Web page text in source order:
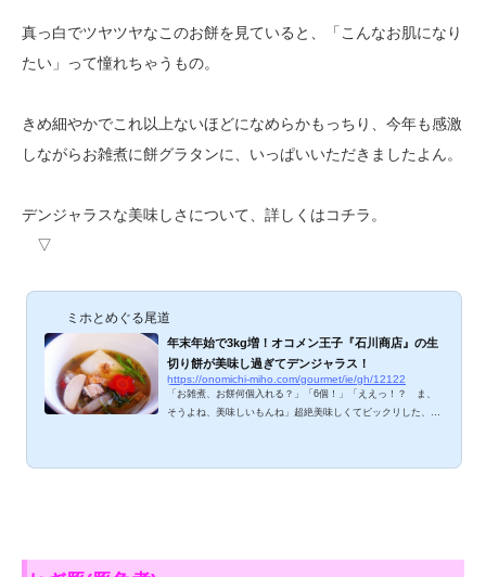
真っ白でツヤツヤなこのお餅を見ていると、「こんなお肌になり
たい」って憧れちゃうもの。
きめ細やかでこれ以上ないほどになめらかもっちり、今年も感激
しながらお雑煮に餅グラタンに、いっぱいいただきましたよん。
デンジャラスな美味しさについて、詳しくはコチラ。
▽
ミホとめぐる尾道
年末年始で3kg増！オコメン王子『石川商店』の生
切り餅が美味し過ぎてデンジャラス！
https://onomichi-miho.com/gourmet/ie/gh/12122
「お雑煮、お餅何個入れる？」「6個！」「ええっ！？ ま、
そうよね、美味しいもんね」超絶美味しくてビックリした、
を開けると、いつもどおり可愛い飾りとオコメン王子手づくり